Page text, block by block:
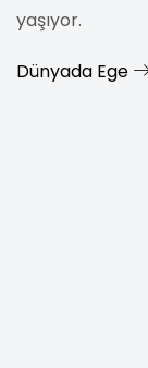
yaşıyor.
Dünyada Ege